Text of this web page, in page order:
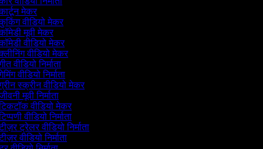
मेकर
वीडियो मेकर
मूवी मेकर
वीडियो मेकर
वीडियो मेकर
वीडियो निर्माता
वीडियो निर्माता
स्क्रीन वीडियो मेकर
मूवी निर्माता
वीडियो मेकर
वीडियो निर्माता
ट्रेलर वीडियो निर्माता
वीडियो निर्माता